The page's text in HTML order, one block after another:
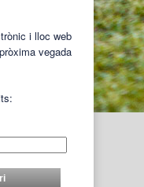
i lloc web
vegada